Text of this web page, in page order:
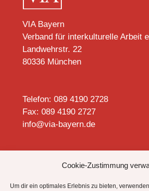
Cookie-Zustimmung
Um dir ein optimales Erlebnis zu bieten,
VIA Bayern
Verband für interkulturelle Arbeit
Landwehrstr. 22
80336 München
Telefon: 089 4190 2728
Fax: 089 4190 2727
info@via-bayern.de